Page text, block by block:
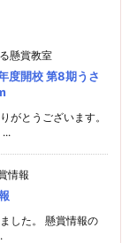
懸賞教室
度開校 第8期うさ
がとうございます。
情報
した。 懸賞情報の